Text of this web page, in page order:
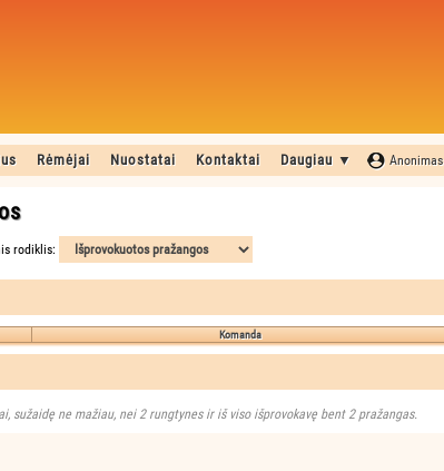
Rėmėjai Nuostatai Kontaktai Daugiau ▼ Anonimas
rodiklis:
Komanda
ne mažiau, nei 2 rungtynes ir iš viso išprovokavę bent 2 pražangas.